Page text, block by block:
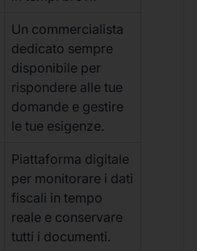
Un commercialista
dedicato sempre
disponibile per
rispondere alle tue
domande e gestire
le tue esigenze.
Piattaforma digitale
per monitorare i dati
fiscali in tempo
reale e conservare
tutti i documenti.